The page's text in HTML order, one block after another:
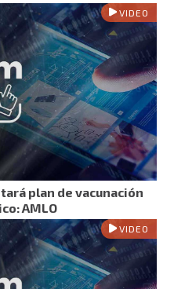
VIDEO
plan de vacunación
AMLO
VIDEO